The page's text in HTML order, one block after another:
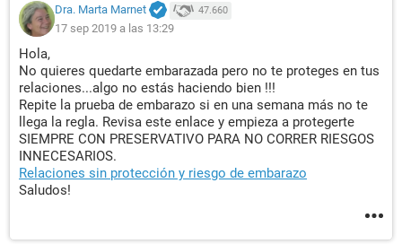
Dra. Marta Marnet 47.660
17 sep 2019 a las 13:29
Hola,
No quieres quedarte embarazada pero no te proteges en tus
relaciones...algo no estás haciendo bien !!!
Repite la prueba de embarazo si en una semana más no te
llega la regla. Revisa este enlace y empieza a protegerte
SIEMPRE CON PRESERVATIVO PARA NO CORRER RIESGOS
INNECESARIOS.
Relaciones sin protección y riesgo de embarazo
Saludos!